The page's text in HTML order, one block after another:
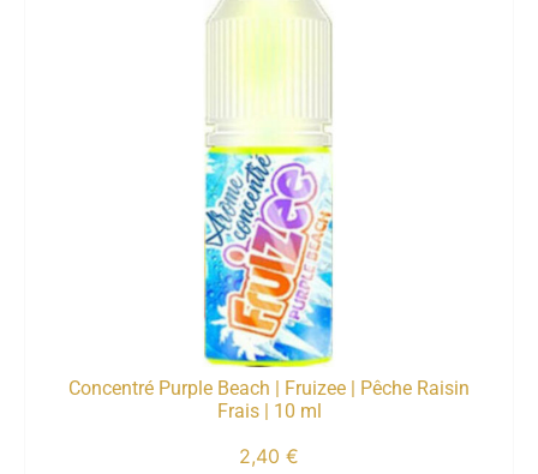
Concentré Purple Beach | Fruizee | Pêche Raisin
Frais | 10 ml
2,40 €